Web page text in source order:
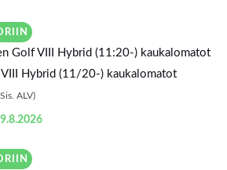
Hybrid (11/20-) kaukalomatot
ALV)
9.8.2026